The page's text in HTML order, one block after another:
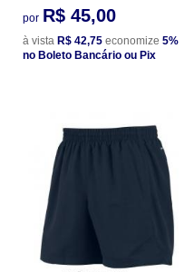
por R$ 45,00
à vista R$ 42,75 economize 5%
no Boleto Bancário ou Pix